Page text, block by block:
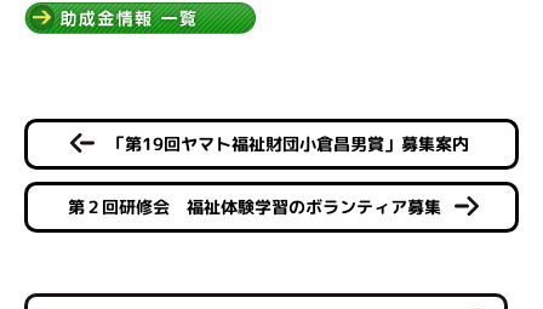
「第19回ヤマト福祉財団小倉昌男賞」募集案内
第２回研修会 福祉体験学習のボランティア募集